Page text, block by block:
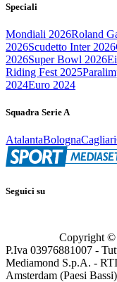
Speciali
Mondiali 2026Roland
2026Scudetto Inter 2026
2026Super Bowl 2026
Riding Fest 2025
2024Euro 2024
Squadra Serie A
AtalantaBolognaCagliari
Seguici su
Copyright ©
P.Iva 03976881007 -
Mediamond S.p.A. -
Amsterdam (Paesi